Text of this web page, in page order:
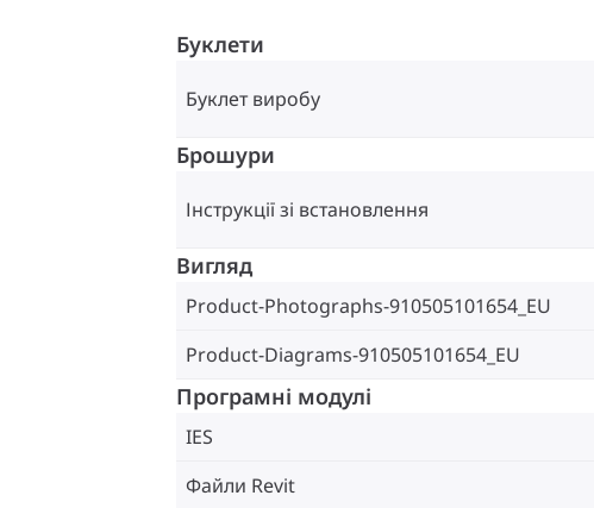
Буклети
Буклет виробу
Брошури
Інструкції зі встановлення
Вигляд
Product-Photographs-910505101654_EU
Product-Diagrams-910505101654_EU
Програмні модулі
IES
Файли Revit